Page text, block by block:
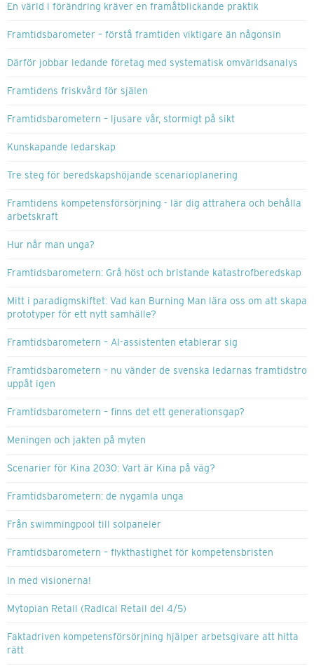
En värld i förändring kräver en framåtblickande praktik
Framtidsbarometer – förstå framtiden viktigare än någonsin
Därför jobbar ledande företag med systematisk omvärldsanalys
Framtidens friskvård för själen
Framtidsbarometern – ljusare vår, stormigt på sikt
Kunskapande ledarskap
Tre steg för beredskapshöjande scenarioplanering
Framtidens kompetensförsörjning - lär dig attrahera och behålla
arbetskraft
Hur når man unga?
Framtidsbarometern: Grå höst och bristande katastrofberedskap
Mitt i paradigmskiftet: Vad kan Burning Man lära oss om att skapa
prototyper för ett nytt samhälle?
Framtidsbarometern – AI-assistenten etablerar sig
Framtidsbarometern – nu vänder de svenska ledarnas framtidstro
uppåt igen
Framtidsbarometern – finns det ett generationsgap?
Meningen och jakten på myten
Scenarier för Kina 2030: Vart är Kina på väg?
Framtidsbarometern: de nygamla unga
Från swimmingpool till solpaneler
Framtidsbarometern – flykthastighet för kompetensbristen
In med visionerna!
Mytopian Retail (Radical Retail del 4/5)
Faktadriven kompetensförsörjning hjälper arbetsgivare att hitta
rätt